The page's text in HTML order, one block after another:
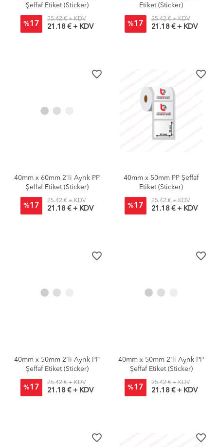
Şeffaf Etiket (Sticker)
%17
25.42 € + KDV
21.18 € + KDV
Etiket (Sticker)
%17
25.42 € + KDV
21.18 € + KDV
favorite_border
40mm x 60mm 2'li Ayrık PP
Şeffaf Etiket (Sticker)
%17
25.42 € + KDV
21.18 € + KDV
favorite_border
40mm x 50mm PP Şeffaf
Etiket (Sticker)
%17
25.42 € + KDV
21.18 € + KDV
favorite_border
40mm x 50mm 2'li Ayrık PP
Şeffaf Etiket (Sticker)
%17
25.42 € + KDV
21.18 € + KDV
favorite_border
40mm x 50mm 2'li Ayrık PP
Şeffaf Etiket (Sticker)
%17
25.42 € + KDV
21.18 € + KDV
favorite_border favorite_border